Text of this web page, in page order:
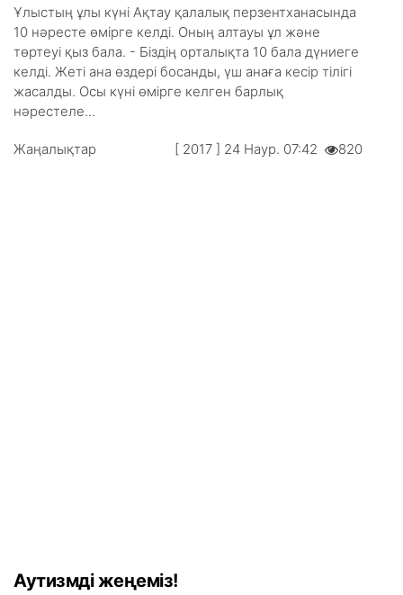
Ұлыстың ұлы күні Ақтау қалалық перзентханасында
10 нәресте өмірге келді. Оның алтауы ұл және
төртеуі қыз бала. - Біздің орталықта 10 бала дүниеге
келді. Жеті ана өздері босанды, үш анаға кесір тілігі
жасалды. Осы күні өмірге келген барлық
нәрестеле...
Жаңалықтар [ 2017 ] 24 Наур. 07:42 820
Аутизмді жеңеміз!